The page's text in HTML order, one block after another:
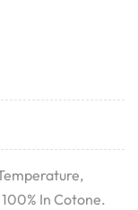
In Cotone.